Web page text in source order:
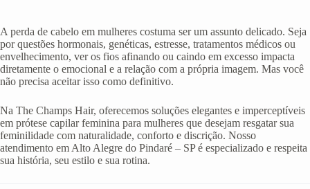
A perda de cabelo em mulheres costuma ser um assunto delicado. Seja
por questões hormonais, genéticas, estresse, tratamentos médicos ou
envelhecimento, ver os fios afinando ou caindo em excesso impacta
diretamente o emocional e a relação com a própria imagem. Mas você
não precisa aceitar isso como definitivo.
Na The Champs Hair, oferecemos soluções elegantes e imperceptíveis
em prótese capilar feminina para mulheres que desejam resgatar sua
feminilidade com naturalidade, conforto e discrição. Nosso
atendimento em Alto Alegre do Pindaré – SP é especializado e respeita
sua história, seu estilo e sua rotina.